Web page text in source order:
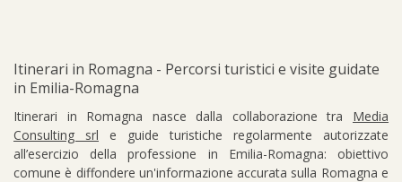
Itinerari in Romagna - Percorsi turistici e visite guidate
in Emilia-Romagna
Itinerari in Romagna nasce dalla collaborazione tra Media
Consulting srl e guide turistiche regolarmente autorizzate
all’esercizio della professione in Emilia-Romagna: obiettivo
comune è diffondere un'informazione accurata sulla Romagna e